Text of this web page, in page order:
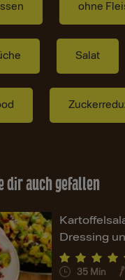
ohne
Salat
dir auch gefallen
Dressing
35 Min